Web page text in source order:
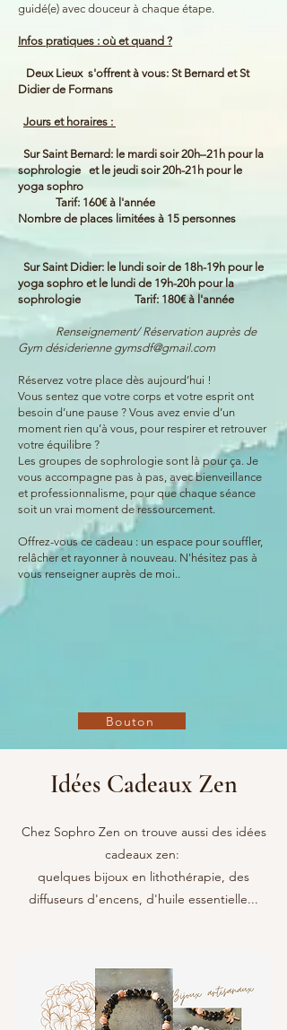
guidé(e) avec douceur à chaque étape.
Infos pratiques : où et quand ?
Deux Lieux s'offrent à vous: St Bernard et St
Didier de Formans
Jours et horaires :
Sur Saint Bernard: le mardi soir 20h–21h pour la
sophrologie ​ et le jeudi soir 20h-21h pour le
yoga sophro
Tarif: 160€ à l'année
Nombre de places limitées à 15 personnes
Sur Saint Didier: le lundi soir de 18h-19h pour le
yoga sophro et le lundi de 19h-20h pour la
sophrologie Tarif: 180€ à l'année
Renseignement/ Réservation auprès de
Gym désiderienne gymsdf@gmail.com
Réservez votre place dès aujourd’hui !
Vous sentez que votre corps et votre esprit ont
besoin d’une pause ? Vous avez envie d’un
moment rien qu’à vous, pour respirer et retrouver
votre équilibre ?
Les groupes de sophrologie sont là pour ça. Je
vous accompagne pas à pas, avec bienveillance
et professionnalisme, pour que chaque séance
soit un vrai moment de ressourcement.
Offrez-vous ce cadeau : un espace pour souffler,
relâcher et rayonner à nouveau. N'hésitez pas à
vous renseigner auprès de moi..
Bouton
Idées Cadeaux Zen
Chez Sophro Zen on trouve aussi des idées
cadeaux zen:
quelques bijoux en lithothérapie, des
diffuseurs d'encens, d'huile essentielle...